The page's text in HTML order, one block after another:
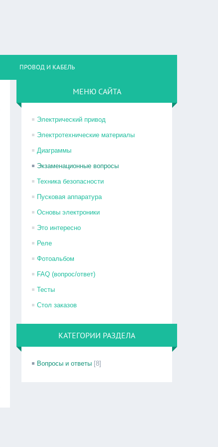
ПРОВОД И КАБЕЛЬ
МЕНЮ САЙТА
Электрический привод
Электротехнические материалы
Диаграммы
Экзаменационные вопросы
Техника безопасности
Пусковая аппаратура
Основы электроники
Это интересно
Реле
Фотоальбом
FAQ (вопрос/ответ)
Тесты
Стол заказов
КАТЕГОРИИ РАЗДЕЛА
Вопросы и ответы [8]